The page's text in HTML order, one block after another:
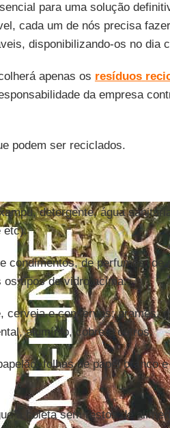
para uma solução
cada um de nós precisa
disponibilizando-os no dia
apenas os resíduos
da empresa
podem ser reciclados.
detergente, água
etc).
condimentos, de perfumes, de
os tipos de vidro acima.
cerveja e conservas; arames,
alumínio, cobre e outros.
folhas de papel branco
à coleta sem restos de